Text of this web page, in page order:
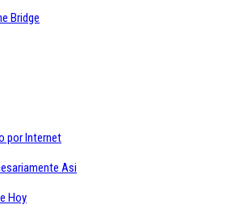
Bridge
por Internet
Asi
Hoy